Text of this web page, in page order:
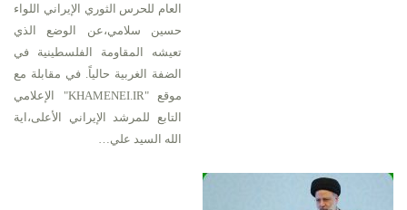
العام للحرس الثوري الإيراني اللواء
حسين سلامي،عن الوضع الذي
تعيشه المقاومة الفلسطينية في
الضفة الغربية حالياً. في مقابلة مع
موقع "KHAMENEI.IR" الإعلامي
التابع للمرشد الإيراني الأعلى،اية
الله السيد علي…